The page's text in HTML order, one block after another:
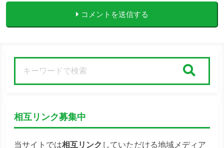
コメントを送信する
相互リンク募集中
当サイトでは相互リンク していただける地域メディア